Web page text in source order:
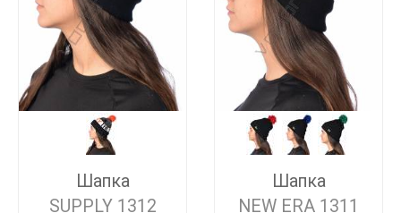
Шапка
SUPPLY 1312
Шапка
NEW ERA 1311